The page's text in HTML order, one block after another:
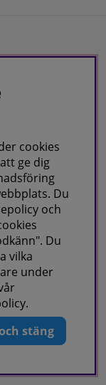
cookies
ge dig
Du
och
Du
vilka
under
.
stäng